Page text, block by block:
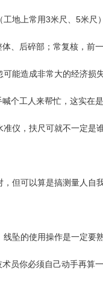
地上常用3米尺、5米尺
、后碎部；常复核，前
能造成非常大的经济损
个工人来帮忙，这实
仪，扶尺可就不一定是
但可以算是搞测量人自
坠的使用操作是一定要
员你必须自己动手再